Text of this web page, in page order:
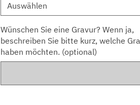
Auswählen
Wünschen Sie eine Gravur? Wenn ja,
beschreiben Sie bitte kurz, welche
haben möchten. (optional)